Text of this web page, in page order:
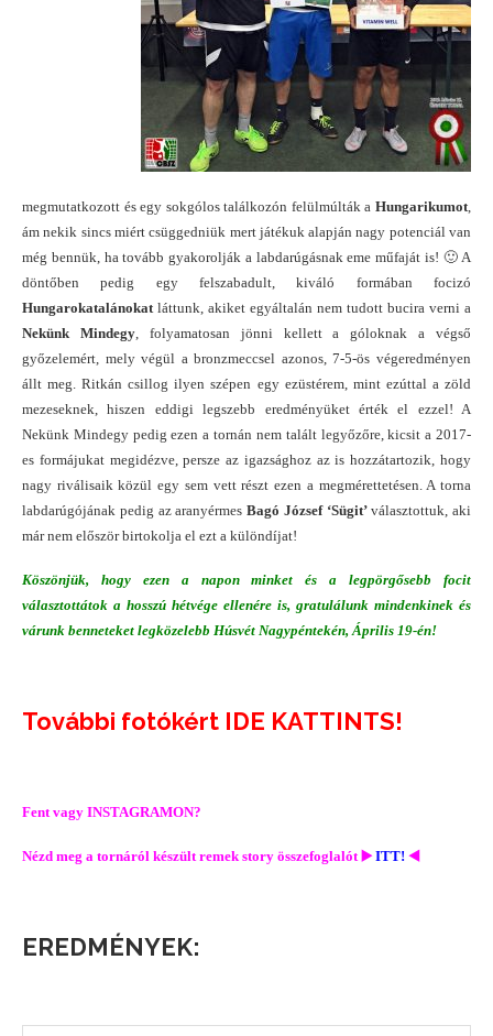
megmutatkozott és egy sokgólos találkozón felülmúlták a Hungarikumot,
ám nekik sincs miért csüggedniük mert játékuk alapján nagy potenciál van
még bennük, ha tovább gyakorolják a labdarúgásnak eme műfaját is! 🙂 A
döntőben pedig egy felszabadult, kiváló formában focizó
Hungarokatalánokatláttunk, akiket egyáltalán nem tudott bucira verni a
Nekünk Mindegy, folyamatosan jönni kellett a góloknak a végső
győzelemért, mely végül a bronzmeccsel azonos, 7-5-ös végeredményen
állt meg. Ritkán csillog ilyen szépen egy ezüstérem, mint ezúttal a zöld
mezeseknek, hiszen eddigi legszebb eredményüket érték el ezzel! A
Nekünk Mindegy pedig ezen a tornán nem talált legyőzőre, kicsit a 2017-
es formájukat megidézve, persze az igazsághoz az is hozzátartozik, hogy
nagy riválisaik közül egy sem vett részt ezen a megmérettetésen. A torna
labdarúgójának pedig az aranyérmes Bagó József ‘Sügit’választottuk, aki
már nem először birtokolja el ezt a különdíjat!
Köszönjük, hogy ezen a napon minket és a legpörgősebb focit
választottátok a hosszú hétvége ellenére is, gratulálunk mindenkinek és
várunk benneteket legközelebb Húsvét Nagypéntekén, Április 19-én!
További fotókért IDE KATTINTS!
Fent vagy INSTAGRAMON?
Nézd meg a tornáról készült remek story összefoglalót ▶️ ITT! ◀️
EREDMÉNYEK: